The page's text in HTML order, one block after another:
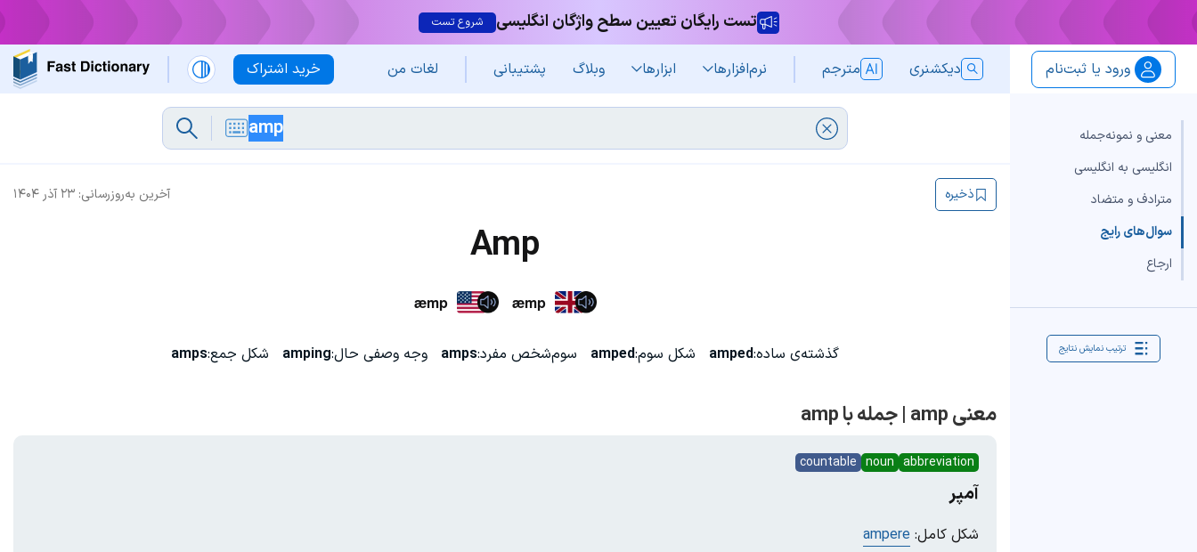
تست رایگان تعیین سطح واژگان انگلیسی شروع تست
خرید اشتراک ورود یا ثبت‌نام دیکشنری مترجم نرم‌افزار‌ها ابزارها وبلاگ پشتیبانی لغات من
معنی و نمونه‌جمله
انگلیسی به انگلیسی
مترادف و متضاد
سوال‌های رایج
ارجاع
ترتیب نمایش نتایج
آخرین به‌روزرسانی: ۲۳ آذر ۱۴۰۴ ذخیره
Amp
æmp æmp
گذشته‌ی ساده:amped شکل سوم:amped سوم‌شخص مفرد:amps وجه وصفی حال:amping شکل جمع:amps
معنی amp | جمله با amp
abbreviation
noun
countable
آمپر
شکل کامل: ampere